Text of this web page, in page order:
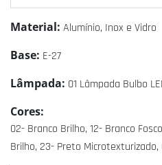
Material: Alumínio, Inox e Vidro
Base: E-27
Lâmpada: 01 Lâmpada Bulbo
Cores:
02- Branco Brilho, 12- Branco
Brilho, 23- Preto Microtexturizado,